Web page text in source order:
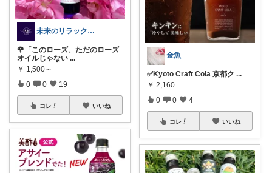
未来のリラックスグッズと薔薇ROOM
🌹「このローズ、ただのローズ
オイルじゃない ...
￥ 1,500～
0 0 19
コレ いいね
金魚
✅Kyoto Craft Cola 京都ク ...
￥ 2,160
0 0 4
コレ いいね